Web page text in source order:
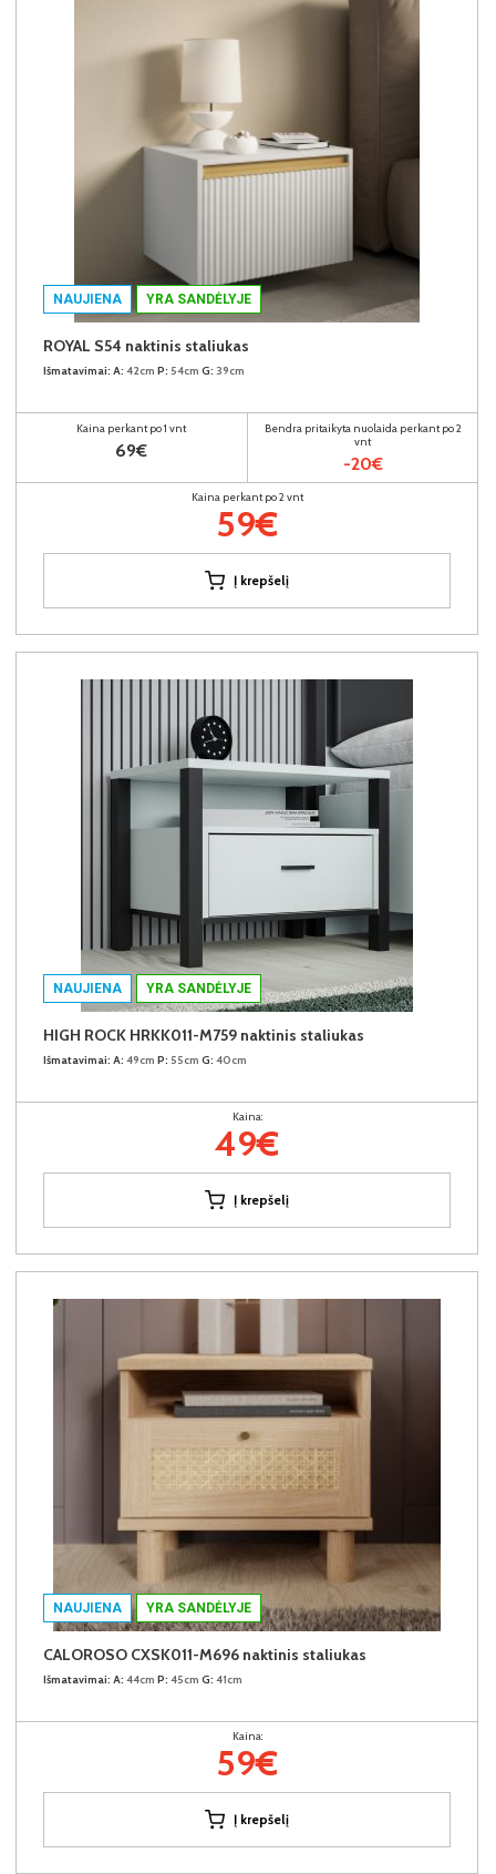
NAUJIENA YRA SANDĖLYJE
ROYAL S54 naktinis staliukas
Išmatavimai: A: 42cm P: 54cm G: 39cm
Kaina perkant po 1 vnt
69€
Bendra pritaikyta nuolaida perkant po 2
vnt
-20€
Kaina perkant po 2 vnt
59€
Į krepšelį
NAUJIENA YRA SANDĖLYJE
HIGH ROCK HRKK011-M759 naktinis staliukas
Išmatavimai: A: 49cm P: 55cm G: 40cm
Kaina:
49€
Į krepšelį
NAUJIENA YRA SANDĖLYJE
CALOROSO CXSK011-M696 naktinis staliukas
Išmatavimai: A: 44cm P: 45cm G: 41cm
Kaina:
59€
Į krepšelį